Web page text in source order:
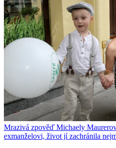
Mrazivá zpověď Michaely
exmanželovi, život jí zachránila